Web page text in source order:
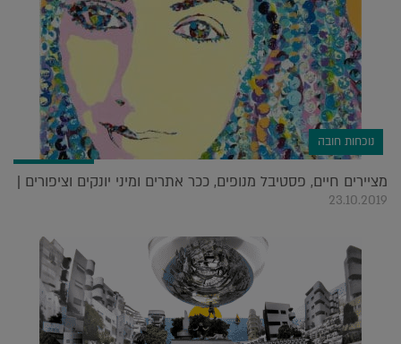
נוכחות חובה
מציירים חיים, פסטיבל מנופים, ככר אתרים ומיני יונקים וציפורים |
23.10.2019